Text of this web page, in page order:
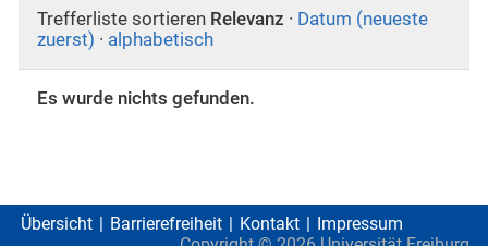
Trefferliste sortieren Relevanz · Datum (neueste
zuerst) · alphabetisch
Es wurde nichts gefunden.
Übersicht Barrierefreiheit Kontakt
Impressum